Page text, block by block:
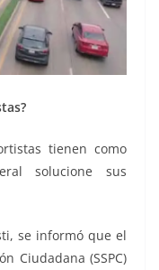
tienen como
solucione sus
se informó que el
Ciudadana (SSPC)